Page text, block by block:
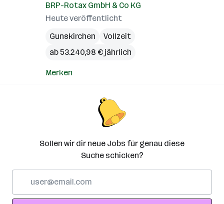
BRP-Rotax GmbH & Co KG
Heute veröffentlicht
Gunskirchen
Vollzeit
ab 53.240,98 € jährlich
Merken
Sollen wir dir neue Jobs für genau diese
Suche schicken?
Adresse